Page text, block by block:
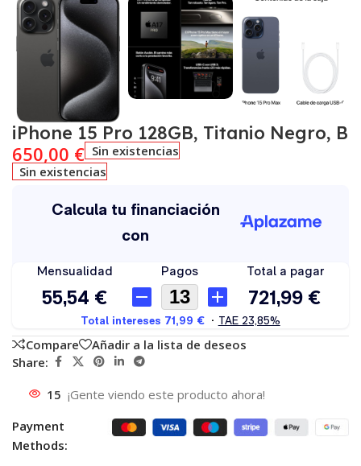
iPhone 15 Pro 128GB, Titanio Negro, B
650,00 € Sin existencias
Sin existencias
Compare
Añadir a la lista de deseos
Share:
15 ¡Gente viendo este producto ahora!
Payment
Methods: